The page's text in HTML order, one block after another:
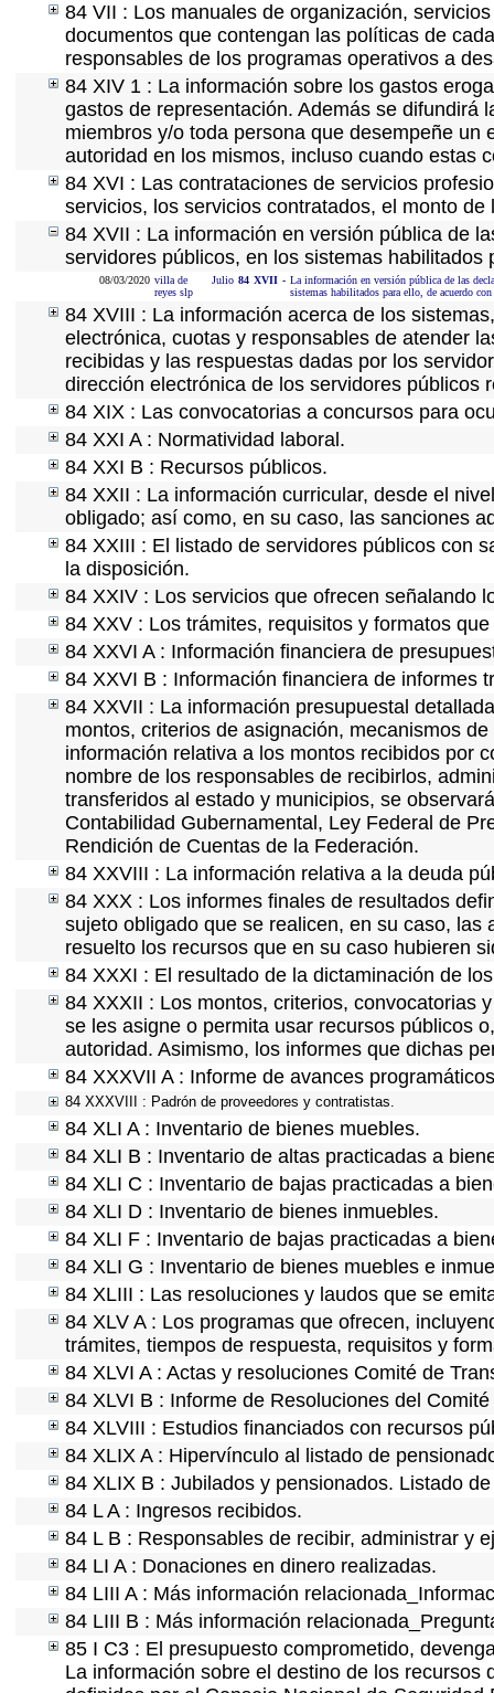
84 VII : Los manuales de organización,
documentos que contengan las políticas de
responsables de los programas operativos a
84 XIV 1 : La información sobre los gastos
gastos de representación. Además se difundirá
miembros y/o toda persona que desempeñe
autoridad en los mismos, incluso cuando estas
84 XVI : Las contrataciones de servicios
servicios, los servicios contratados, el monto
84 XVII : La información en versión pública de
servidores públicos, en los sistemas
08/03/2020 villa de
reyes slp
Julio 84 XVII - La información en versión pública de las
sistemas habilitados para ello, de acuerdo
84 XVIII : La información acerca de los
electrónica, cuotas y responsables de atender
recibidas y las respuestas dadas por los
dirección electrónica de los servidores públicos
84 XIX : Las convocatorias a concursos para
84 XXI A : Normatividad laboral.
84 XXI B : Recursos públicos.
84 XXII : La información curricular, desde el
obligado; así como, en su caso, las sanciones
84 XXIII : El listado de servidores públicos con
la disposición.
84 XXIV : Los servicios que ofrecen señalando
84 XXV : Los trámites, requisitos y formatos
84 XXVI A : Información financiera de
84 XXVI B : Información financiera de informes
84 XXVII : La información presupuestal
montos, criterios de asignación, mecanismos
información relativa a los montos recibidos por
nombre de los responsables de recibirlos,
transferidos al estado y municipios, se
Contabilidad Gubernamental, Ley Federal de
Rendición de Cuentas de la Federación.
84 XXVIII : La información relativa a la deuda
84 XXX : Los informes finales de resultados
sujeto obligado que se realicen, en su caso,
resuelto los recursos que en su caso hubieren
84 XXXI : El resultado de la dictaminación de
84 XXXII : Los montos, criterios, convocatorias
se les asigne o permita usar recursos públicos
autoridad. Asimismo, los informes que dichas
84 XXXVII A : Informe de avances
84 XXXVIII : Padrón de proveedores y contratistas.
84 XLI A : Inventario de bienes muebles.
84 XLI B : Inventario de altas practicadas a
84 XLI C : Inventario de bajas practicadas a
84 XLI D : Inventario de bienes inmuebles.
84 XLI F : Inventario de bajas practicadas a
84 XLI G : Inventario de bienes muebles e
84 XLIII : Las resoluciones y laudos que se
84 XLV A : Los programas que ofrecen,
trámites, tiempos de respuesta, requisitos y
84 XLVI A : Actas y resoluciones Comité de
84 XLVI B : Informe de Resoluciones del
84 XLVIII : Estudios financiados con recursos
84 XLIX A : Hipervínculo al listado de
84 XLIX B : Jubilados y pensionados. Listado
84 L A : Ingresos recibidos.
84 L B : Responsables de recibir, administrar y
84 LI A : Donaciones en dinero realizadas.
84 LIII A : Más información
84 LIII B : Más información
85 I C3 : El presupuesto comprometido,
La información sobre el destino de los